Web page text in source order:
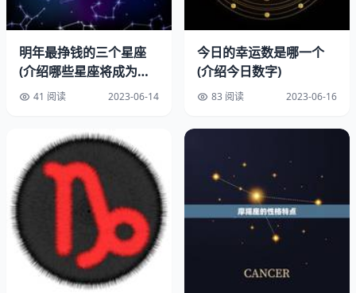
想法和感受。他们会注意对方的表情、语气、眼神等细节，
从中寻找线索。如果对方的言行不一致，摩羯男就会开始怀
疑对方的真实想法。
2、询问对方的
常会提出一些问题，观察对方的和反应。如果对方的不够或
者矛盾，摩羯男就会继续追问，直到了解对方的真实想法。
3、制造一些情境
摩羯男会制造一些情境来测试对方的反应。他们可能会故意
忽略对方的信息或者做出一些让对方不舒服的事情，观察对
方的反应。如果对方表现出不满或者不信任，摩羯男就会知
明年最挣钱的三个星座
(介绍哪些星座将成为财
富)41 阅读 2023-06-14
今日的幸运数是哪一个
(介绍今日数字)
83 阅读 2023-06-16